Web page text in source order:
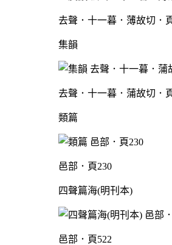
去聲．十一暮．薄故切．
集韻
去聲．十一暮．蒲故切．
類篇
邑部．頁230
四聲篇海(明刊本)
邑部．頁522